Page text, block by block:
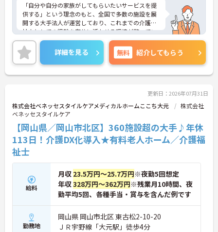
「自分や自分の家族がしてもらいたいサービスを提
供する」という理念のもと、全国で多数の施設を展
開する大手法人が運営しており、これまでの介護福
祉士としての経験を存分に活かせる環境が整ってい
ます。最大の魅力は、専門性を正当に評価する独自
の社内資格「マジ神制度」。認知症ケア等の分野で
認定されると最大月4万円の手当が加算され、確実
な収入アップが可能です。また、スマホでの記録入
力や睡眠センサー等のDX化により、夜間業務などの
象となる年間3万円の医療費補助など大手ならでは
の圧倒的な福利厚生のもと、ケアマネジャーへのス
テップアップ等、介護のプロとして長期的なキャリ
アを築けます。
★おすすめPOINT★
【これまでの経験・専門性が正当に評価される環境
です】
・独自の社内資格「マジ神制度」があり、認定され
ると1資格につき月1万円（最大4万円）の手当が加
算されます。
・ケアマネジャーの受験料や対策講座、更新費用ま
で全額補助されるため、次のステップアップを自己
負担なく目指せます。
【最先端のDX導入で、身体的・精神的な負担を軽
詳細を見る 無料 紹介してもらう
更新日：2026年07月31日
株式会社ベネッセスタイルケアメディカルホームここち大元
株式会社
ベネッセスタイルケア
【岡山県／岡山市北区】360施設超の大手♪年休
113日！介護DX化導入★有料老人ホーム／介護福
祉士
給料
月収 23.5万円～25.7万円※夜勤5回想定
年収328万円～362万円※残業月10時間、夜
勤平均5回、各種手当・賞与を含んだ例です
勤務地
岡山県 岡山市北区 東古松2-10-20
ＪＲ宇野線「大元駅」徒歩4分